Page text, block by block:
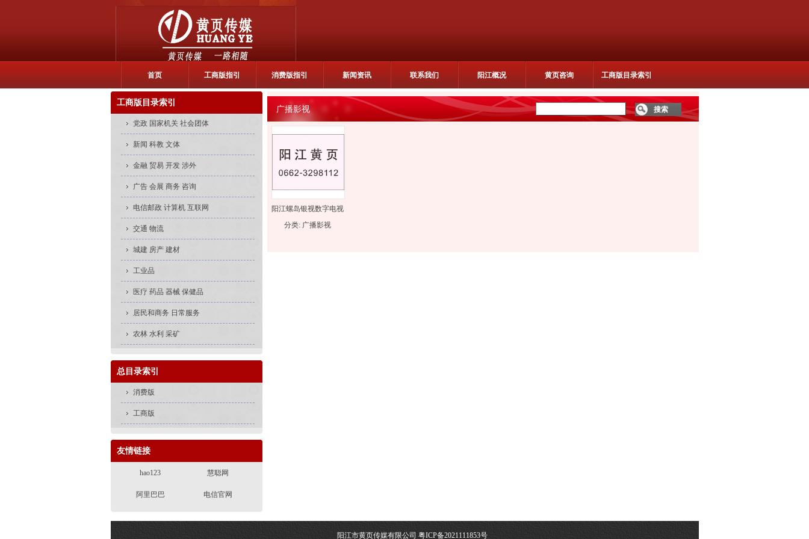
首页 工商版指引 消费版指引 新闻资讯 联系我们 阳江概况 黄页咨询 工商版目录索引
工商版目录索引
党政 国家机关 社会团体
新闻 科教 文体
金融 贸易 开发 涉外
广告 会展 商务 咨询
电信邮政 计算机 互联网
交通 物流
城建 房产 建材
工业品
医疗 药品 器械 保健品
居民和商务 日常服务
农林 水利 采矿
总目录索引
消费版
工商版
友情链接
hao123 慧聪网
阿里巴巴 电信官网
广播影视
阳江螺岛银视数字电视
有限公司
分类: 广播影视
阳江市黄页传媒有限公司 粤ICP备2021111853号